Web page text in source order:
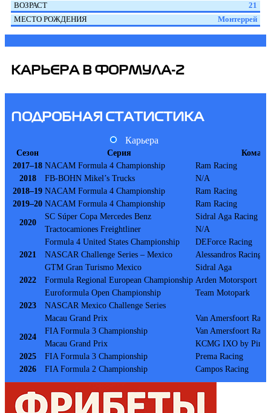
ВОЗРАСТ
21
МЕСТО РОЖДЕНИЯ
Монтеррей
КАРЬЕРА В ФОРМУЛА-2
ПОДРОБНАЯ СТАТИСТИКА
Карьера
Сезон Серия
2017–18 NACAM Formula 4 Championship
Ram Racing
2018
FB-BOHN Mikel’s Trucks
N/A
2018–19 NACAM Formula 4 Championship
Ram Racing
2019–20 NACAM Formula 4 Championship
Ram Racing
2020
SC Súper Copa Mercedes Benz
Sidral Aga Racing
Tractocamiones Freightliner
N/A
2021
Formula 4 United States Championship
DEForce Racing
NASCAR Challenge Series – Mexico
Alessandros Racing
GTM Gran Turismo Mexico
Sidral Aga
2022
Formula Regional European Championship Arden Motorsport
2023
Euroformula Open Championship
Team Motopark
NASCAR Mexico Challenge Series
Macau Grand Prix
Van Amersfoort
2024
FIA Formula 3 Championship
Van Amersfoort
Macau Grand Prix
KCMG IXO by
2025
FIA Formula 3 Championship
Prema Racing
2026
FIA Formula 2 Championship Campos Racing